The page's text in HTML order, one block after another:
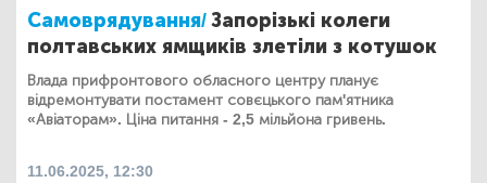
Самоврядування/Запорізькі колеги
полтавських ямщиків злетіли з котушок
Влада прифронтового обласного центру планує
відремонтувати постамент совєцького пам'ятника
«Авіаторам». Ціна питання - 2,5 мільйона гривень.
11.06.2025, 12:30